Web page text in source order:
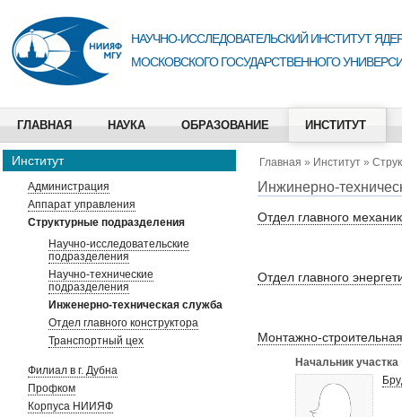
НАУЧНО-ИССЛЕДОВАТЕЛЬСКИЙ ИНСТИТУТ
МОСКОВСКОГО ГОСУДАРСТВЕННОГО
ГЛАВНАЯ НАУКА ОБРАЗОВАНИЕ ИНСТИТУТ
Институт
Администрация
Аппарат управления
Структурные подразделения
Научно-исследовательские
подразделения
Научно-технические
подразделения
Инженерно-техническая служба
Отдел главного конструктора
Транспортный цех
Филиал в г. Дубна
Профком
Корпуса НИИЯФ
Главная » Институт »
Инжинерно-
Отдел главного
Отдел главного
Монтажно-
Начальник участка